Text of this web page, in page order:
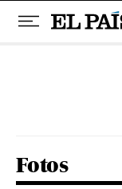
Fotos